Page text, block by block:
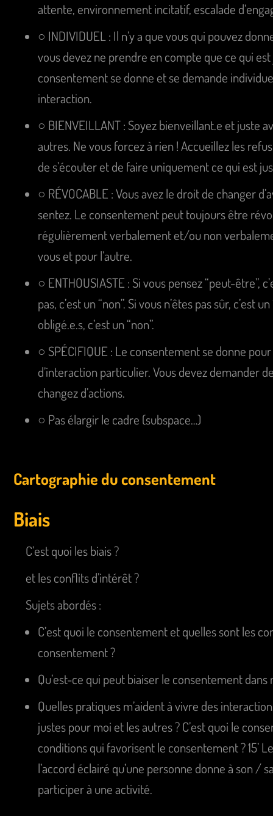
attente, environnement incitatif, escalade
○ INDIVIDUEL : Il n’y a que vous qui pouvez
vous devez ne prendre en compte que ce qui
consentement se donne et se demande
interaction.
○ BIENVEILLANT : Soyez bienveillant.e et juste
autres. Ne vous forcez à rien ! Accueillez les
de s’écouter et de faire uniquement ce qui est
○ RÉVOCABLE : Vous avez le droit de changer
sentez. Le consentement peut toujours être
régulièrement verbalement et/ou non
vous et pour l’autre.
○ ENTHOUSIASTE : Si vous pensez “peut-être”,
pas, c’est un “non”. Si vous n’êtes pas sûr, c’est
obligé.e.s, c’est un “non”.
○ SPÉCIFIQUE : Le consentement se donne
d’interaction particulier. Vous devez demander
changez d’actions.
○ Pas élargir le cadre (subspace…)
Cartographie du consentement
Biais
C’est quoi les biais ?
et les conflits d’intérêt ?
Sujets abordés :
C’est quoi le consentement et quelles sont les
consentement ?
Qu’est-ce qui peut biaiser le consentement
Quelles pratiques m’aident à vivre des
justes pour moi et les autres ? C’est quoi le
conditions qui favorisent le consentement ? 15’
l’accord éclairé qu’une personne donne à son /
participer à une activité.